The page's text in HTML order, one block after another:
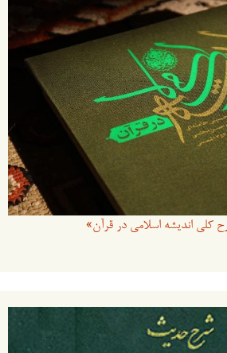
کلی اندیشه اسلامی در قرآن»